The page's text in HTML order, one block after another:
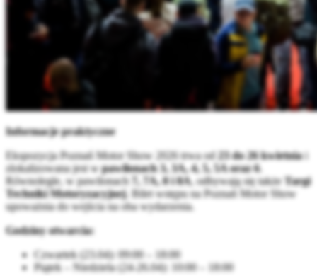
Informacje praktyczne
Ekspozycja Poznań Motor Show 2026 trwa od 23 do 26 kwietniai
zlokalizowana jest wpawilonach 3, 3A, 4, 5, 5A oraz 6.
Równolegle, w pawilonach 7, 7A, 8 i 8A, odbywają się także Targi
Techniki Motoryzacyjnej. Bilet wstępu na Poznań Motor Show
upoważnia do wejścia na oba wydarzenia.
Godziny otwarcia:
Czwartek (23.04): 09:00 – 18:00
Piątek – Niedziela (24-26.04): 10:00 – 18:00